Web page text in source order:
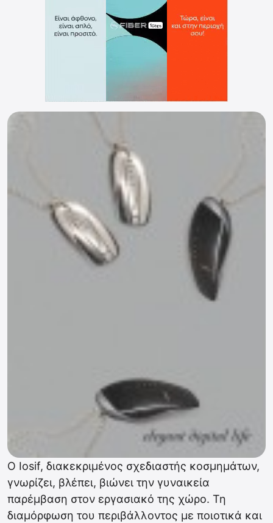
Ο Iosif, διακεκριμένος σχεδιαστής κοσμημάτων,
γνωρίζει, βλέπει, βιώνει την γυναικεία
παρέμβαση στον εργασιακό της χώρο. Τη
διαμόρφωση του περιβάλλοντος με ποιοτικά και